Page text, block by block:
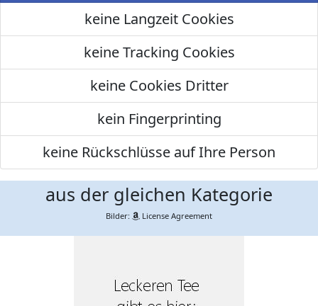
keine Langzeit Cookies
keine Tracking Cookies
keine Cookies Dritter
kein Fingerprinting
keine Rückschlüsse auf Ihre Person
aus der gleichen Kategorie
Bilder: License Agreement